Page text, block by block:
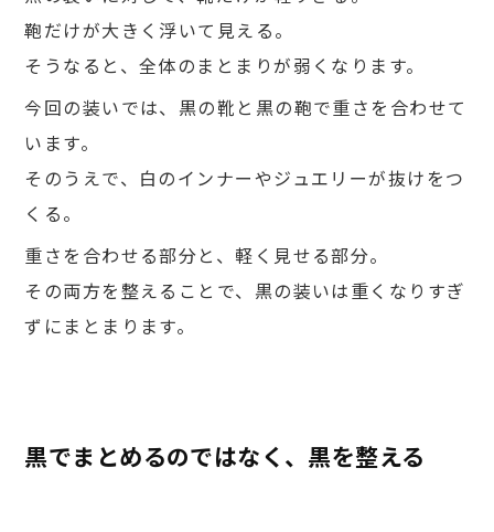
鞄だけが大きく浮いて見える。
そうなると、全体のまとまりが弱くなります。
今回の装いでは、黒の靴と黒の鞄で重さを合わせて
います。
そのうえで、白のインナーやジュエリーが抜けをつ
くる。
重さを合わせる部分と、軽く見せる部分。
その両方を整えることで、黒の装いは重くなりすぎ
ずにまとまります。
黒でまとめるのではなく、黒を整える